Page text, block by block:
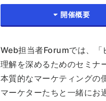
開催概要
Web担当者Forumでは、「
理解を深めるためのセミナ
本質的なマーケティングの
マーケターたちと一緒にお